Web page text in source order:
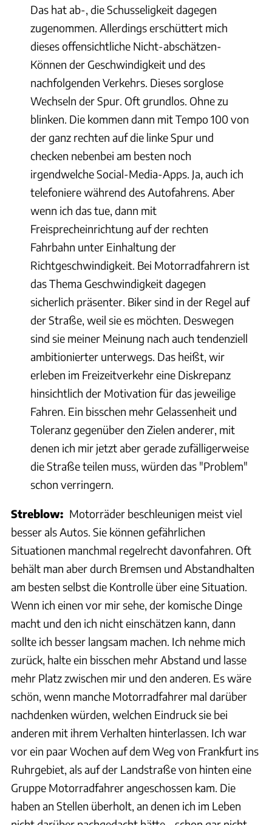
Das hat ab-, die Schusseligkeit dagegen
zugenommen. Allerdings erschüttert mich
dieses offensichtliche Nicht-abschätzen-
Können der Geschwindigkeit und des
nachfolgenden Verkehrs. Dieses sorglose
Wechseln der Spur. Oft grundlos. Ohne zu
blinken. Die kommen dann mit Tempo 100 von
der ganz rechten auf die linke Spur und
checken nebenbei am besten noch
irgendwelche Social-Media-Apps. Ja, auch ich
telefoniere während des Autofahrens. Aber
wenn ich das tue, dann mit
Freisprecheinrichtung auf der rechten
Fahrbahn unter Einhaltung der
Richtgeschwindigkeit. Bei Motorradfahrern ist
das Thema Geschwindigkeit dagegen
sicherlich präsenter. Biker sind in der Regel auf
der Straße, weil sie es möchten. Deswegen
sind sie meiner Meinung nach auch tendenziell
ambitionierter unterwegs. Das heißt, wir
erleben im Freizeitverkehr eine Diskrepanz
hinsichtlich der Motivation für das jeweilige
Fahren. Ein bisschen mehr Gelassenheit und
Toleranz gegenüber den Zielen anderer, mit
denen ich mir jetzt aber gerade zufälligerweise
die Straße teilen muss, würden das "Problem"
schon verringern.
Streblow: Motorräder beschleunigen meist viel
besser als Autos. Sie können gefährlichen
Situationen manchmal regelrecht davonfahren. Oft
behält man aber durch Bremsen und Abstandhalten
am besten selbst die Kontrolle über eine Situation.
Wenn ich einen vor mir sehe, der komische Dinge
macht und den ich nicht einschätzen kann, dann
sollte ich besser langsam machen. Ich nehme mich
zurück, halte ein bisschen mehr Abstand und lasse
mehr Platz zwischen mir und den anderen. Es wäre
schön, wenn manche Motorradfahrer mal darüber
nachdenken würden, welchen Eindruck sie bei
anderen mit ihrem Verhalten hinterlassen. Ich war
vor ein paar Wochen auf dem Weg von Frankfurt ins
Ruhrgebiet, als auf der Landstraße von hinten eine
Gruppe Motorradfahrer angeschossen kam. Die
haben an Stellen überholt, an denen ich im Leben